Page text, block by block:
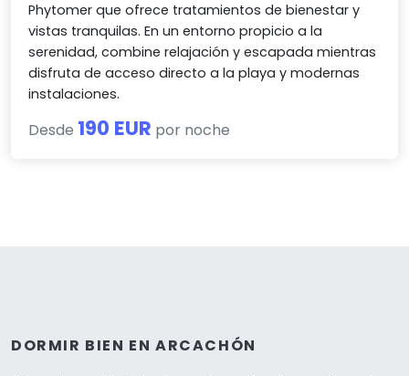
Phytomer que ofrece tratamientos de bienestar y
vistas tranquilas. En un entorno propicio a la
serenidad, combine relajación y escapada mientras
disfruta de acceso directo a la playa y modernas
instalaciones.
Desde 190 EUR por noche
DORMIR BIEN EN ARCACHÓN